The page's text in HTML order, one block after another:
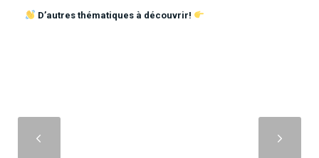
D’autres thématiques à découvrir!